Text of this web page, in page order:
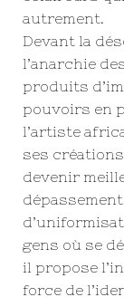
autrement.
Devant la
l’anarchie
produits
pouvoirs en
l’artiste
ses
devenir
gens où se
il propose
force de